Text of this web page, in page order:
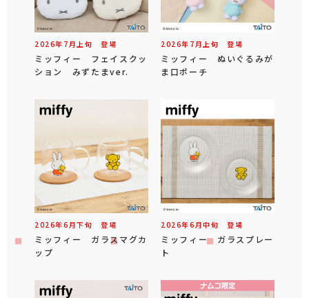
2026年 7 月 上旬 登場
ミッフィー フェイスクッ
ション みずたまver.
2026年 7 月 上旬 登場
ミッフィー ぬいぐるみが
ま口ポーチ
2026年6 月下旬 登場
ミッフィー ガラスマグカ
ップ
2026年6 月中旬 登場
ミッフィー ガラスプレー
ト